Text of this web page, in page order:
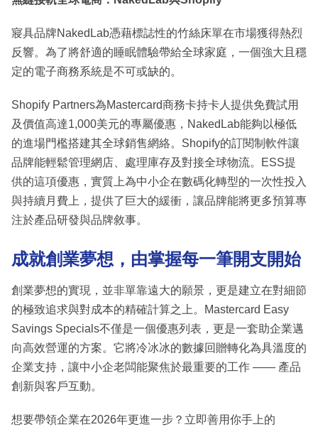
寢具品牌NakedLab憑藉標誌性的竹絲床單在市場獲得熱烈
反響。為了將舒適的睡眠體驗帶給全球家庭，一個強大且穩
定的電子商務系統是不可或缺的。
Shopify Partners為Mastercard商務卡持卡人提供免費試用
及價值高達1,000美元的專屬優惠，NakedLab能夠以極低
的進場門檻搭建其全球銷售網絡。Shopify的訂閱制軟件讓
品牌能輕鬆管理網店、處理庫存及對接全球物流。ESS提
供的這項優惠，實質上為中小企在數碼化轉型的一次性投入
與持續月費上，提供了巨大的緩衝，讓品牌能將更多預算專
注於產品研發與品牌敘事。
成就創業夢想，由掌握每一筆開支開始
創業夢想的實現，並非單靠遠大的願景，更是建立在對細節
的極致追求與對成本的精確計算之上。Mastercard Easy
Savings Specials不僅是一個優惠列表，更是一套助企業邁
向高效營運的方案。它將冷冰冰的數據回贈轉化為具溫度的
企業支持，讓中小企老闆能聚焦於最重要的工作 —— 產品
創新與客戶互動。
想要帶領企業在2026年更進一步？立即善用你手上的